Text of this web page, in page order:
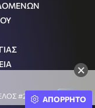
×
#242054ΑΠΟΡΡΗΤΟ